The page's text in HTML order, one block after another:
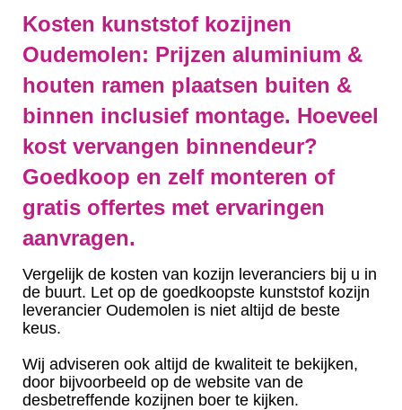
Kosten kunststof kozijnen
Oudemolen: Prijzen aluminium &
houten ramen plaatsen buiten &
binnen inclusief montage. Hoeveel
kost vervangen binnendeur?
Goedkoop en zelf monteren of
gratis offertes met ervaringen
aanvragen.
Vergelijk de kosten van kozijn leveranciers bij u in
de buurt. Let op de goedkoopste kunststof kozijn
leverancier Oudemolen is niet altijd de beste
keus.
Wij adviseren ook altijd de kwaliteit te bekijken,
door bijvoorbeeld op de website van de
desbetreffende kozijnen boer te kijken.